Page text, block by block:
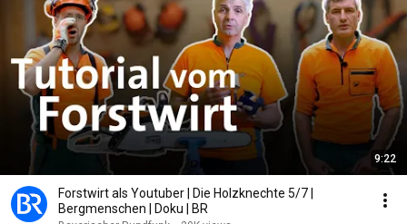
9:22
Forstwirt als Youtuber | Die Holzknechte 5/7 |
Bergmenschen | Doku | BR